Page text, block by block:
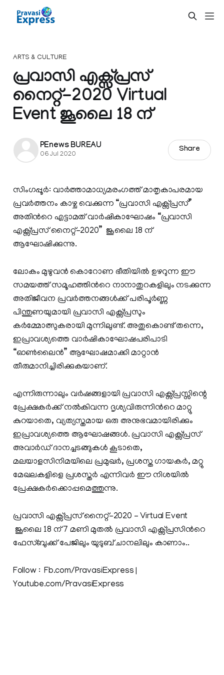
ARTS & CULTURE
പ്രവാസി എക്സ്പ്രസ്
നൈറ്റ്-2020 Virtual
Event ജൂലൈ 18 ന്
PEnews BUREAU
06 Jul 2020
Share
സിംഗപ്പൂര്‍: വാര്‍ത്താമാധ്യമരംഗത്ത് മാതൃകാപരമായ
പ്രവര്‍ത്തനം കാഴ്ച വെക്കുന്ന “പ്രവാസി എക്സ്പ്രസ്”
അതിന്‍റെ എട്ടാമത് വാര്‍ഷികാഘോഷം “പ്രവാസി
എക്സ്പ്രസ് നൈറ്റ്-2020” ജൂലൈ 18 ന്
ആഘോഷിക്കുന്നു.
ലോകം മുഴുവന്‍ കൊറോണ ഭീതിയില്‍ ഉഴറുന്ന ഈ
സമയത്ത് സമൂഹത്തിന്‍റെ നാനാതുറകളിലും നടക്കുന്ന
അതിജീവന പ്രവര്‍ത്തനങ്ങള്‍ക്ക് പരിപൂര്‍ണ്ണ
പിന്തുണയുമായി പ്രവാസി എക്സ്പ്രസും
കര്‍മ്മോത്സുകരായി മുന്നിലുണ്ട്. അതുകൊണ്ട് തന്നെ,
ഇപ്രാവശ്യത്തെ വാര്‍ഷികാഘോഷപരിപാടി
“ഓണ്‍ലൈന്‍” ആഘോഷമാക്കി മാറ്റാന്‍
തീരുമാനിച്ചിരിക്കുകയാണ്.
എന്നിരുന്നാലും വര്‍ഷങ്ങളായി പ്രവാസി എക്സ്പ്രസ്സിന്റെ
പ്രേക്ഷകര്‍ക്ക് നല്‍കിവന്ന ദൃശ്യവിരുന്നിന്‍റെ മാറ്റു
കുറയാതെ, വ്യത്യസ്തമായ ഒരു അനുഭവമായിരിക്കും
ഇപ്രാവശ്യത്തെ ആഘോഷങ്ങള്‍. പ്രവാസി എക്സ്പ്രസ്
അവാര്‍ഡ് ദാനച്ചടങ്ങുകള്‍ കൂടാതെ,
മലയാളസിനിമയിലെ പ്രമുഖര്‍, പ്രശസ്ത ഗായകര്‍, മറ്റു
മേഖലകളിളെ പ്രശസ്തര്‍ എന്നിവര്‍ ഈ നിശയില്‍
പ്രേക്ഷകര്‍ക്കൊപ്പമെത്തുന്നു.
പ്രവാസി എക്സ്പ്രസ് നൈറ്റ്-2020 – Virtual Event
ജൂലൈ 18 ന് 7 മണി മുതല്‍ പ്രവാസി എക്സ്പ്രസിന്‍റെ
ഫേസ്ബുക്ക് പേജിലും യുടുബ് ചാനലിലും കാണാം..
Follow : Fb.com/PravasiExpress |
Youtube.com/PravasiExpress